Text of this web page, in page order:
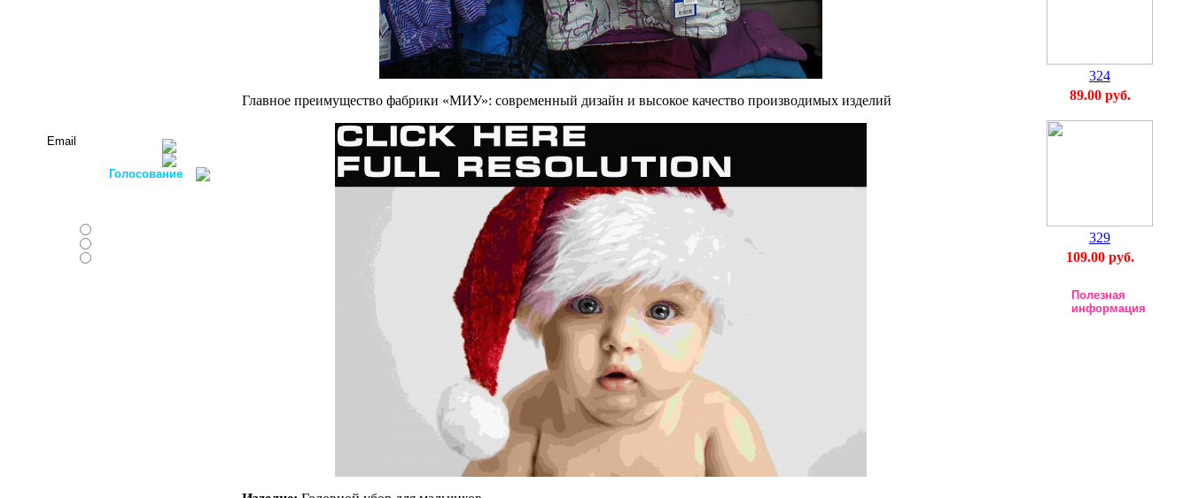
Голосование
Главное преимущество фабрики «МИУ»: современный дизайн и высокое качество производимых изделий
324
89.00 руб.
329
109.00 руб.
Полезная
информация